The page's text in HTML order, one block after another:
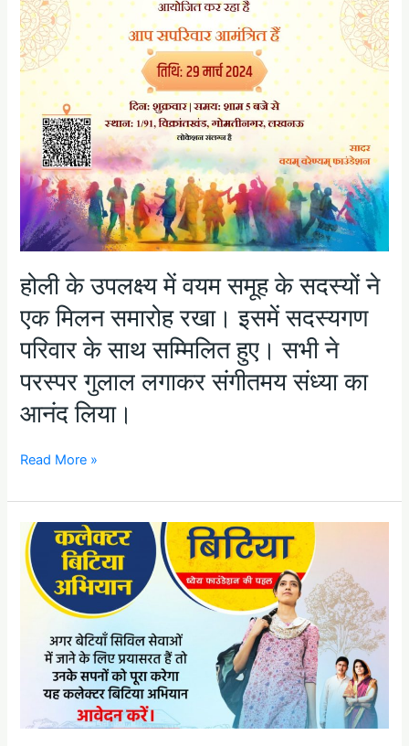
होली के उपलक्ष्य में वयम समूह के सदस्यों ने
एक मिलन समारोह रखा। इसमें सदस्यगण
परिवार के साथ सम्मिलित हुए। सभी ने
परस्पर गुलाल लगाकर संगीतमय संध्या का
आनंद लिया।
समारोह
रखा।
इसमें
सदस्यगण
परिवार
साथ
सम्मिलित
हुए।
सभी
ने
परस्पर
गुलाल
संगीतमय
संध्या
का
आनंद
लिया।
Read More »
कलेक्टर
बिटिया
योजना
नाम
अभियान